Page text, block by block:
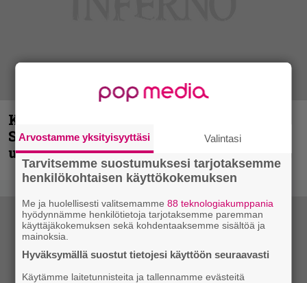
Kunnianosoitus hyiselle Pohjolalle –
Shining hyppäsi keskelle kinoksia
uudella videollaan
Arvostamme yksityisyyttäsi Valintasi
Tarvitsemme suostumuksesi tarjotaksemme
henkilökohtaisen käyttökokemuksen
Me ja huolellisesti valitsemamme88 teknologiakumppania
hyödynnämme henkilötietoja tarjotaksemme paremman
käyttäjäkokemuksen sekä kohdentaaksemme sisältöä ja
mainoksia.
Hyväksymällä suostut tietojesi käyttöön seuraavasti
Käytämme laitetunnisteita ja tallennamme evästeitä